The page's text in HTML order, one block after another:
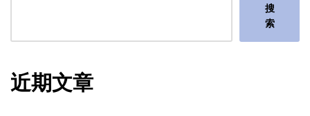
搜
索
近期文章